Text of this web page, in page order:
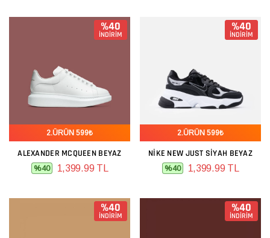
%40
İNDİRİM
2.ÜRÜN 599₺
ALEXANDER MCQUEEN BEYAZ
%40 1,399.99 TL
%40
İNDİRİM
2.ÜRÜN 599₺
NIKE NEW JUST SIYAH BEYAZ
%40 1,399.99 TL
%40
İNDİRİM
%40
İNDİRİM